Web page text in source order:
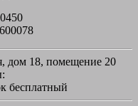
дом 18, помещение 20
бесплатный